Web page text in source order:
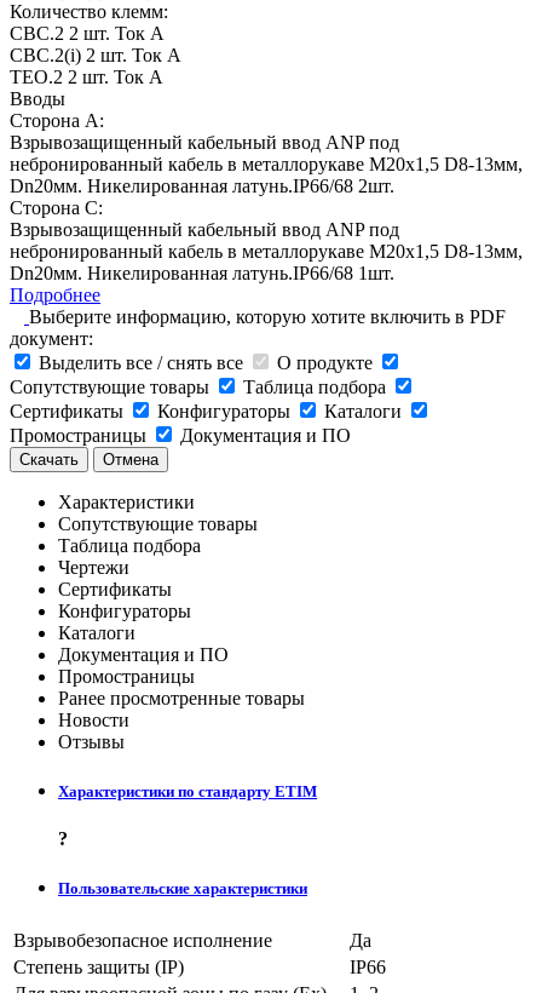
Количество клемм:
CBC.2 2 шт. Ток А
CBC.2(i) 2 шт. Ток А
TEO.2 2 шт. Ток А
Вводы
Сторона А:
Взрывозащищенный кабельный ввод ANP под
небронированный кабель в металлорукаве M20х1,5 D8-13мм,
Dn20мм. Никелированная латунь.IP66/68 2шт.
Сторона C:
Взрывозащищенный кабельный ввод ANP под
небронированный кабель в металлорукаве M20х1,5 D8-13мм,
Dn20мм. Никелированная латунь.IP66/68 1шт.
Подробнее
Выберите информацию, которую хотите включить в PDF
документ:
Выделить все / снять все
О продукте
Сопутствующие товары
Таблица подбора
Сертификаты
Конфигураторы
Каталоги
Промостраницы
Документация и ПО
Скачать Отмена
Характеристики
Сопутствующие товары
Таблица подбора
Чертежи
Сертификаты
Конфигураторы
Каталоги
Документация и ПО
Промостраницы
Ранее просмотренные товары
Новости
Отзывы
Характеристики по стандарту ETIM
?
Пользовательские характеристики
Взрывобезопасное исполнение
Да
Степень защиты (IP)
IP66